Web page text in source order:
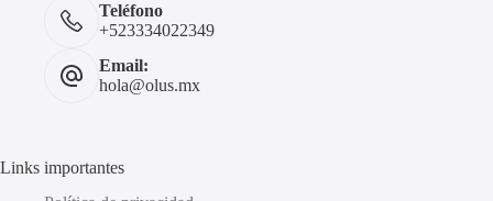
Teléfono
+523334022349
Email:
hola@olus.mx
Links importantes